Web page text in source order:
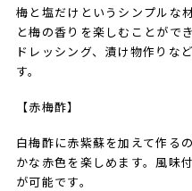
梅と塩だけというシンプルな
と梅の香りを楽しむことがで
ドレッシング、漬け物作りな
す。
【赤梅酢】
白梅酢に赤紫蘇を加えて作る
かな赤色を楽しめます。風味
が可能です。